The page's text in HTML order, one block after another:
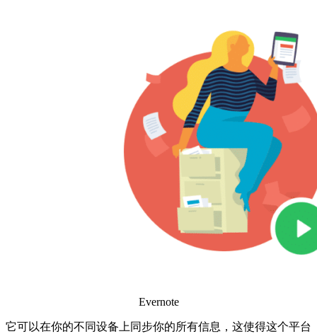
Evernote
它可以在你的不同设备上同步你的所有信息，这使得这个平台